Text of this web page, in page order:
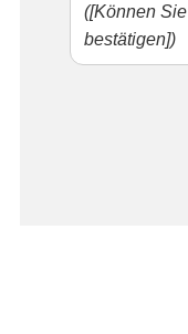
([Können Sie
bestätigen])